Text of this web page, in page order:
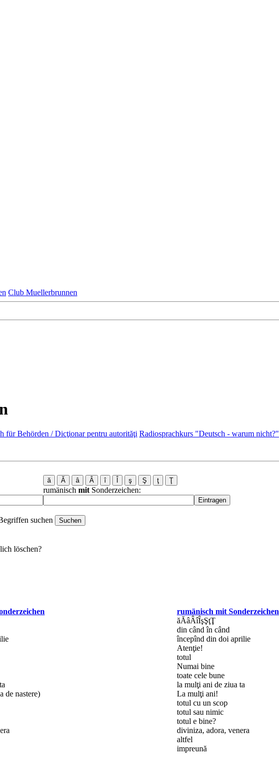
Club Muellerbrunnen
für Behörden / Dicţionar pentru autorităţi Radiosprachkurs "Deutsch - warum nicht?"
rumänisch mit Sonderzeichen:
suchen
löschen?
rumänisch mit Sonderzeichen
ăĂâÂîÎşŞţŢ
din când în când
începînd din doi aprilie
Atenţie!
totul
Numai bine
toate cele bune
la mulţi ani de ziua ta
de nastere) La mulţi ani!
totul cu un scop
totul sau nimic
totul e bine?
diviniza, adora, venera
altfel
impreună